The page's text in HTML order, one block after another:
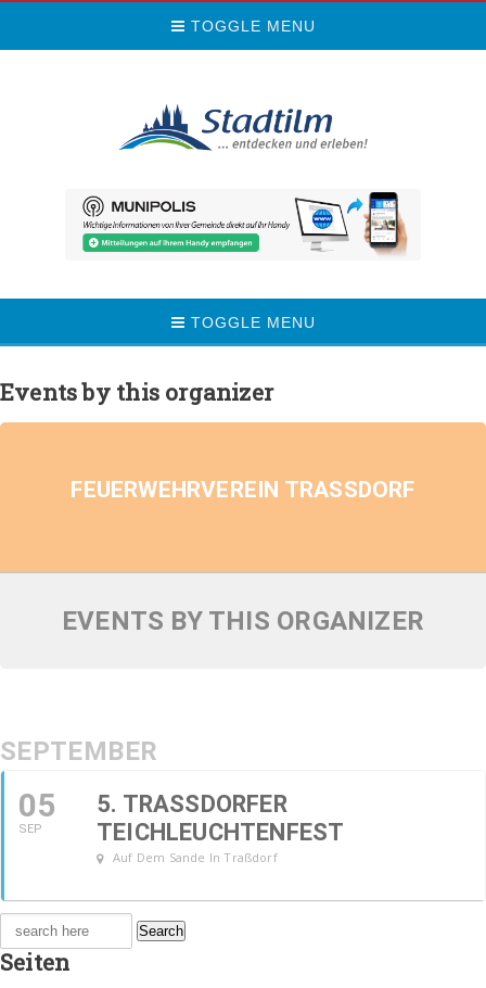
TOGGLE MENU
TOGGLE MENU
Events by this organizer
FEUERWEHRVEREIN TRASSDORF
EVENTS BY THIS ORGANIZER
SEPTEMBER
05
SEP
5. TRASSDORFER T
EICHLEUCHTENFEST
Auf Dem Sande In Traßdorf
Search
for:
Seiten